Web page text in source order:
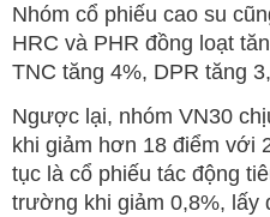
Nhóm cổ phiếu cao su
HRC và PHR đồng loạt
TNC tăng 4%, DPR tăng
Ngược lại, nhóm VN30
khi giảm hơn 18 điểm với
tục là cổ phiếu tác động
trường khi giảm 0,8%, lấy